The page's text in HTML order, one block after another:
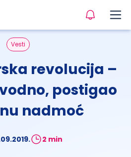
Vesti
revolucija –
postigao
nadmoć
2 min